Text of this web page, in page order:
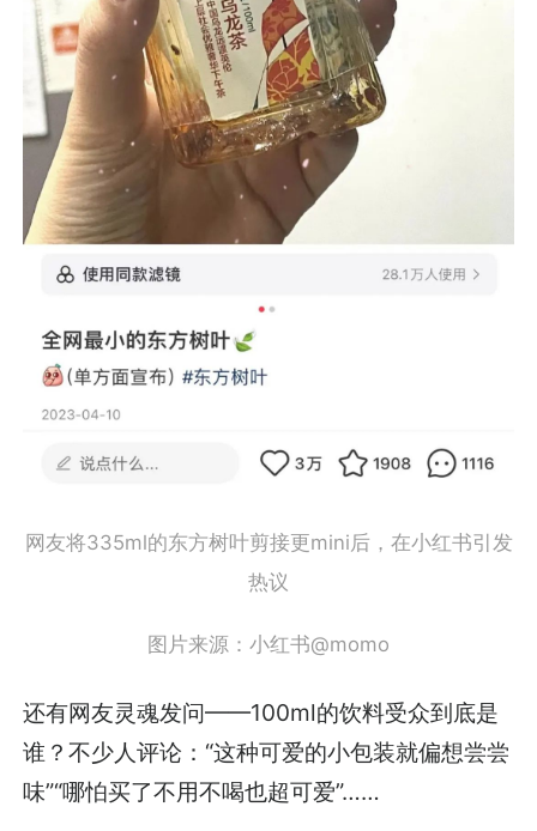
网友将335ml的东方树叶剪接更mini后，在小红书引发
热议
图片来源：小红书@momo
还有网友灵魂发问——100ml的饮料受众到底是
谁？不少人评论：“这种可爱的小包装就偏想尝尝
味”“哪怕买了不用不喝也超可爱”……